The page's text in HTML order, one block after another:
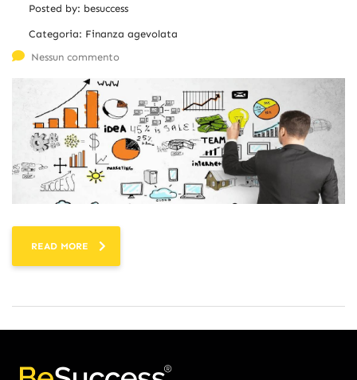
Posted by: besuccess
Categoria: Finanza agevolata
Nessun commento
READ MORE